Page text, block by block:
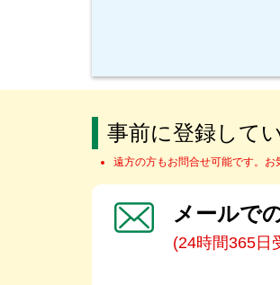
事前に登録して
遠方の方もお問合せ可能です。お
メールで
(24時間365日